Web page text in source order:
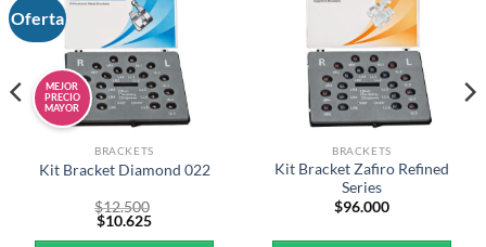
Oferta
MEJOR
PRECIO
MAYOR
BRACKETS
Kit Bracket Diamond 022
$12.500
$10.625
BRACKETS
Kit Bracket Zafiro Refined
Series
$96.000